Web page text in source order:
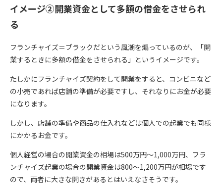
イメージ②開業資金として多額の借金をさせられ
る
フランチャイズ＝ブラックだという風潮を煽っているのが、「開
業するときに多額の借金をさせられる」というイメージです。
たしかにフランチャイズ契約をして開業をすると、コンビニなど
の小売であれば店舗の準備が必要ですし、それなりにお金が必要
になります。
しかし、店舗の準備や商品の仕入れなどは個人での起業でも同様
にかかるお金です。
個人経営の場合の開業資金の相場は500万円〜1,000万円、フラ
ンチャイズ起業の場合の開業資金は800〜1,200万円が相場です
ので、両者に大きな開きがあるとはいえなさそうです。